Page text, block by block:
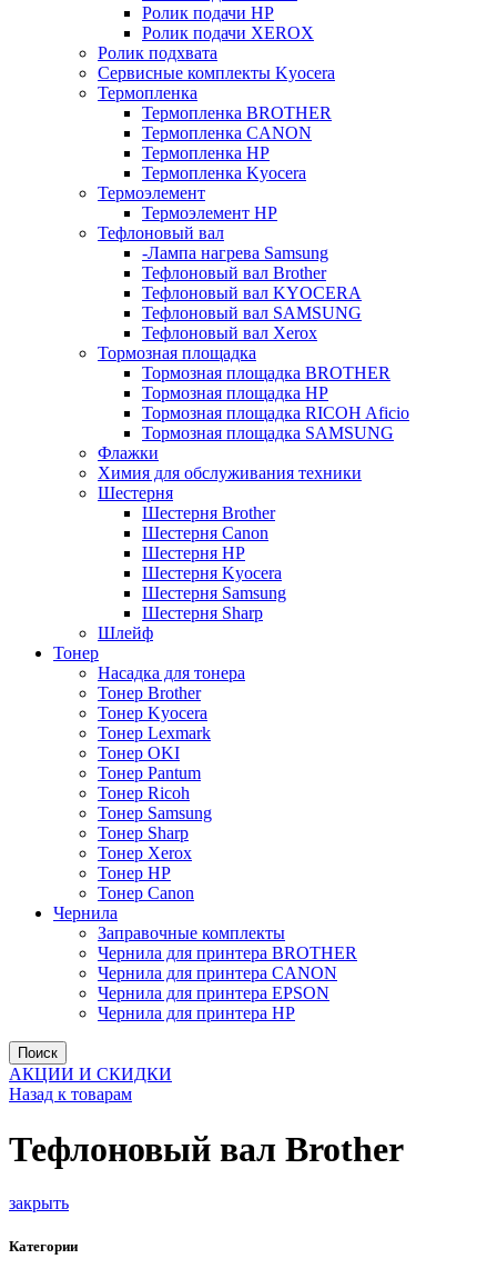
Ролик подачи HP
Ролик подачи XEROX
Ролик подхвата
Сервисные комплекты Kyocera
Термопленка
Термопленка BROTHER
Термопленка CANON
Термопленка HP
Термопленка Kyocera
Термоэлемент
Термоэлемент НР
Тефлоновый вал
-Лампа нагрева Samsung
Тефлоновый вал Brother
Тефлоновый вал KYOCERA
Тефлоновый вал SAMSUNG
Тефлоновый вал Xerox
Тормозная площадка
Тормозная площадка BROTHER
Тормозная площадка HP
Тормозная площадка RICOH Aficio
Тормозная площадка SAMSUNG
Флажки
Химия для обслуживания техники
Шестерня
Шестерня Brother
Шестерня Canon
Шестерня HP
Шестерня Kyocera
Шестерня Samsung
Шестерня Sharp
Шлейф
Тонер
Насадка для тонера
Тонер Brother
Тонер Kyocera
Тонер Lexmark
Тонер OKI
Тонер Pantum
Тонер Ricoh
Тонер Samsung
Тонер Sharp
Тонер Xerox
Тонер НР
Тонер Саnon
Чернила
Заправочные комплекты
Чернила для принтера BROTHER
Чернила для принтера CANON
Чернила для принтера EPSON
Чернила для принтера HP
Поиск
АКЦИИ И СКИДКИ
Назад к товарам
Тефлоновый вал Brother
закрыть
Категории